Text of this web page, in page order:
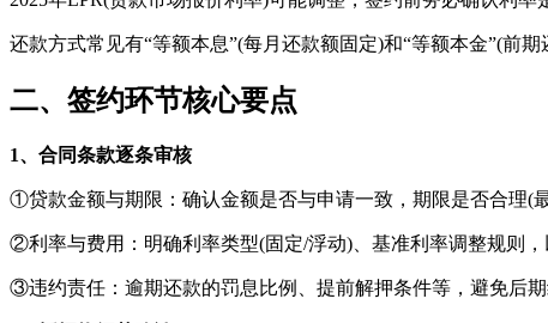
还款方式常见有“等额本息”(每月还款额固定)和“等额本金”(前
二、签约环节核心要点
1、合同条款逐条审核
①贷款金额与期限：确认金额是否与申请一致，期限是否合理(最
②利率与费用：明确利率类型(固定/浮动)、基准利率调整规则，
③违约责任：逾期还款的罚息比例、提前解押条件等，避免后期